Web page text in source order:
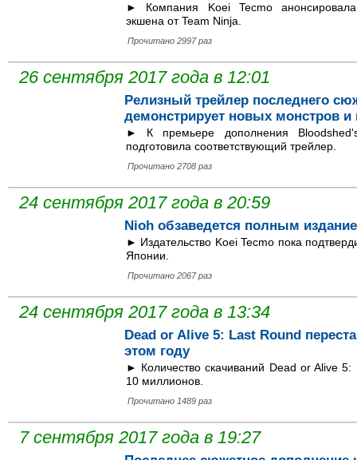
► Компания Koei Tecmo
экшена от Team Ninja.
Прочитано 2997 раз
26 сентября 2017 года в 12:01
Релизный трейлер последнего
демонстрирует новых монстров
► К премьере дополнения
подготовила соответствующий трейлер.
Прочитано 2708 раз
24 сентября 2017 года в 20:59
Nioh обзаведется полным
► Издательство Koei Tecmo пока
Японии.
Прочитано 2067 раз
24 сентября 2017 года в 13:34
Dead or Alive 5: Last Round
этом году
► Количество скачиваний Dead or Alive
10 миллионов.
Прочитано 1489 раз
7 сентября 2017 года в 19:27